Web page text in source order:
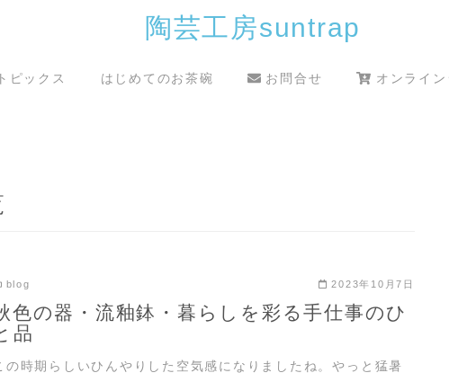
陶芸工房suntrap
トピックス はじめてのお茶碗 お問合せ オンライ
blog 2023年10月7日
色の器・流釉鉢・暮らしを彩る手仕事のひ
品
の時期らしいひんやりした空気感になりましたね。やっと猛暑